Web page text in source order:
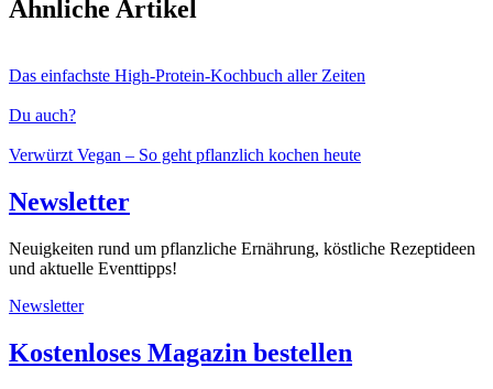
Ähnliche Artikel
Das einfachste High-Protein-Kochbuch aller Zeiten
Du auch?
Verwürzt Vegan – So geht pflanzlich kochen heute
Newsletter
Neuigkeiten rund um pflanzliche Ernährung, köstliche Rezeptideen
und aktuelle Eventtipps!
Newsletter
Kostenloses Magazin bestellen